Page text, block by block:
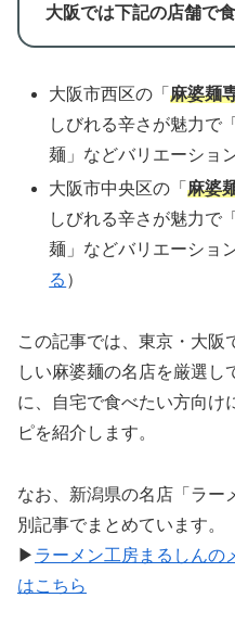
大阪では下記の店舗で
大阪市西区の「麻婆麺
しびれる辛さが魅力で
麺」などバリエーショ
大阪市中央区の「麻婆
しびれる辛さが魅力で
麺」などバリエーショ
る ）
この記事では、東京・大阪
しい麻婆麺の名店を厳選し
に、自宅で食べたい方向け
ピを紹介します。
なお、新潟県の名店「ラー
別記事でまとめています。
▶ ラーメン工房まるしんの
はこちら